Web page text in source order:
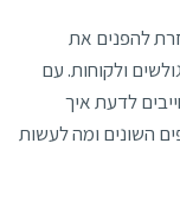
להפנים את
ולקוחות. עם
לדעת איך
השונים ומה לעשות